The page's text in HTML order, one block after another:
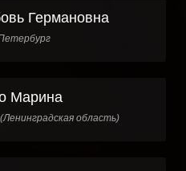
Германовна
Марина
область)